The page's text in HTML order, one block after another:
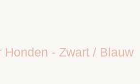
Honden - Zwart / Blauw